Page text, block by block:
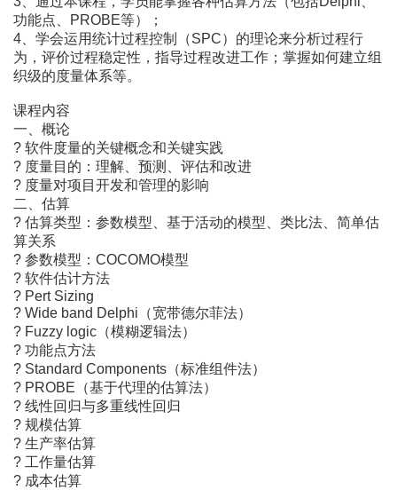
功能点、PROBE等）；
4、学会运用统计过程控制（SPC）的理论来分析过程行
为，评价过程稳定性，指导过程改进工作；掌握如何建立组
织级的度量体系等。
课程内容
一、概论
? 软件度量的关键概念和关键实践
? 度量目的：理解、预测、评估和改进
? 度量对项目开发和管理的影响
二、估算
? 估算类型：参数模型、基于活动的模型、类比法、简单估
算关系
? 参数模型：COCOMO模型
? 软件估计方法
? Pert Sizing
? Wide band Delphi（宽带德尔菲法）
? Fuzzy logic（模糊逻辑法）
? 功能点方法
? Standard Components（标准组件法）
? PROBE（基于代理的估算法）
? 线性回归与多重线性回归
? 规模估算
? 生产率估算
? 工作量估算
? 成本估算